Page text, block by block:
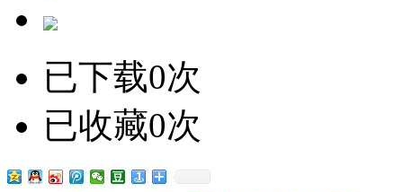
已下载0次
已收藏0次